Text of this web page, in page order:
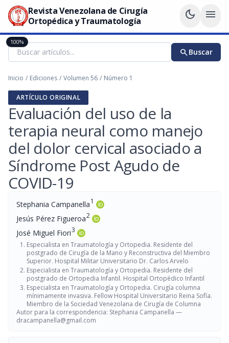
Revista Venezolana de Cirugía
Ortopédica y Traumatología
dark_mode menu
searchBuscar
Inicio / Ediciones / Volumen 56 / Número 1
ARTÍCULO ORIGINAL
Evaluación del uso de la
terapia neural como manejo
del dolor cervical asociado a
Síndrome Post Agudo de
COVID-19
Stephania Campanella1
Jesús Pérez Figueroa2
José Miguel Fiori3
Especialista en Traumatología y Ortopedia. Residente del
postgrado de Cirugía de la Mano y Reconstructiva del Miembro
Superior. Hospital Militar Universitario Dr. Carlos Arvelo
Especialista en Traumatología y Ortopedia. Residente del
postgrado de Ortopedia Infantil. Hospital Ortopédico Infantil
Especialista en Traumatología y Ortopedia. Cirugía columna
mínimamente invasiva. Fellow Hospital Universitario Reina Sofía.
Miembro de la Sociedad Venezolana de Cirugía de Columna
Autor para la correspondencia: Stephania Campanella —
dracampanella@gmail.com
100%